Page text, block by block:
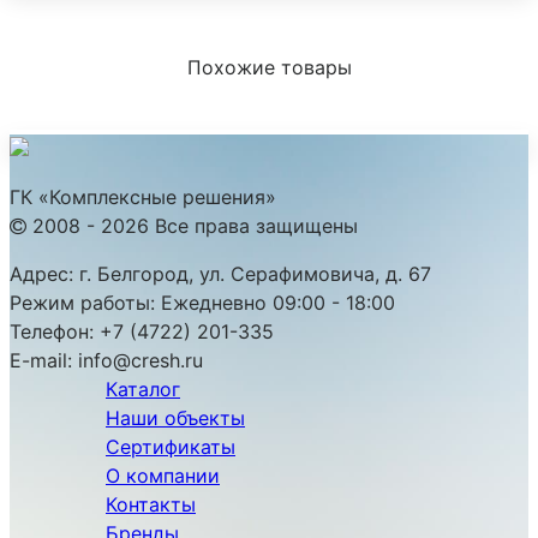
Похожие товары
ГК «Комплексные решения»
2008 - 2026 Все права защищены
Адрес: г. Белгород, ул. Серафимовича, д. 67
Режим работы: Ежедневно 09:00 - 18:00
Телефон: +7 (4722) 201-335
E-mail: info@cresh.ru
Каталог
Наши объекты
Сертификаты
О компании
Контакты
Бренды